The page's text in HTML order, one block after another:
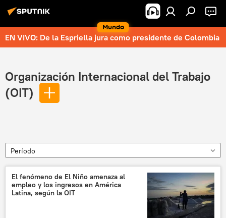
Mundo
EN VIVO: De la Espriella jura como presidente de Colombia
Organización Internacional del Trabajo
(OIT)
Período
El fenómeno de El Niño amenaza al
empleo y los ingresos en América
Latina, según la OIT